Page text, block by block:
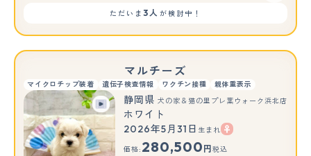
ただいま3人 が検討中！
マルチーズ
マイクロチップ装着 遺伝子検査情報 ワクチン接種 親体重表示
静岡県 犬の家＆猫の里プレ葉ウォーク浜北店
ホワイト
2026年5月31日 生まれ
価格: 280,500 円 税込